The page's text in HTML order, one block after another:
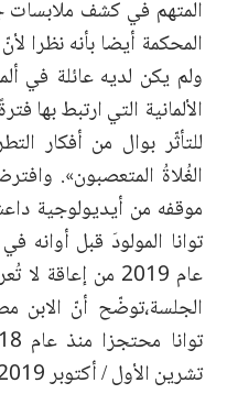
المحكمة أيضا بأنه نظرا
ولم يكن لديه عائلة في
الألمانية التي ارتبط بها
للتأثّر بوال من أفكار
الغُلاةُ المتعصبون».
موقفه من أيديولوجية
توانا المولودَ قبل أوانه
عام 2019 من
الجلسة،توضّح أنّ الابن
تشرين الأول / أكتوبر 2019.